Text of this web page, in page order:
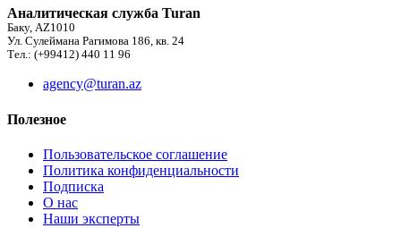
Аналитическая служба Turan
Баку, AZ1010
Ул. Сулеймана Рагимова 186, кв. 24
Тел.: (+99412) 440 11 96
agency@turan.az
Полезное
Пользовательское соглашение
Политика конфиденциальности
Подписка
О нас
Наши эксперты